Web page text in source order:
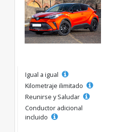
Igual a igual
Kilometraje ilimitado
Reunirse y Saludar
Conductor adicional
incluido